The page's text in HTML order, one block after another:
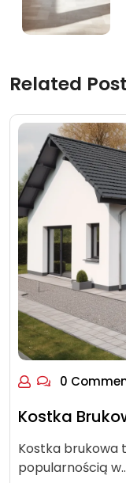
Related
0
Kostka
Kostka brukowa
popularnością